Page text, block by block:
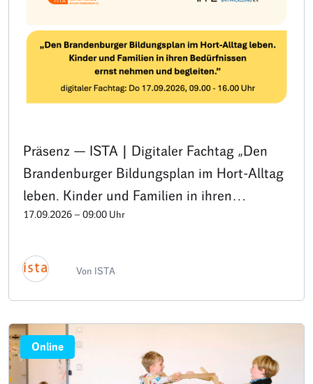
Präsenz — ISTA | Digitaler Fachtag „Den
Brandenburger Bildungsplan im Hort-Alltag
leben. Kinder und Familien in ihren
Bedürfnissen ernst nehmen und begleiten.”
17.09.2026 – 09:00 Uhr
Von ISTA
Online